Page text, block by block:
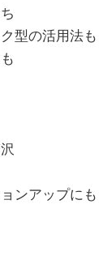
型の活用法も
ンアップにも